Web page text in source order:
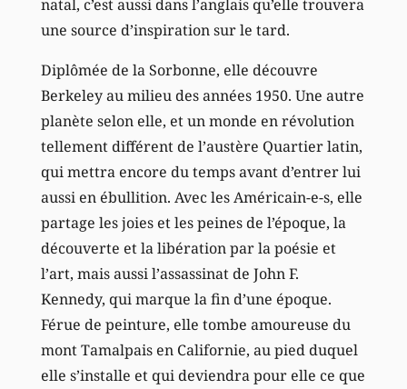
natal, c’est aussi dans l’anglais qu’elle trouvera
une source d’inspiration sur le tard.
Diplômée de la Sorbonne, elle découvre
Berkeley au milieu des années 1950. Une autre
planète selon elle, et un monde en révolution
tellement différent de l’austère Quartier latin,
qui mettra encore du temps avant d’entrer lui
aussi en ébullition. Avec les Américain-e-s, elle
partage les joies et les peines de l’époque, la
découverte et la libération par la poésie et
l’art, mais aussi l’assassinat de John F.
Kennedy, qui marque la fin d’une époque.
Férue de peinture, elle tombe amoureuse du
mont Tamalpais en Californie, au pied duquel
elle s’installe et qui deviendra pour elle ce que